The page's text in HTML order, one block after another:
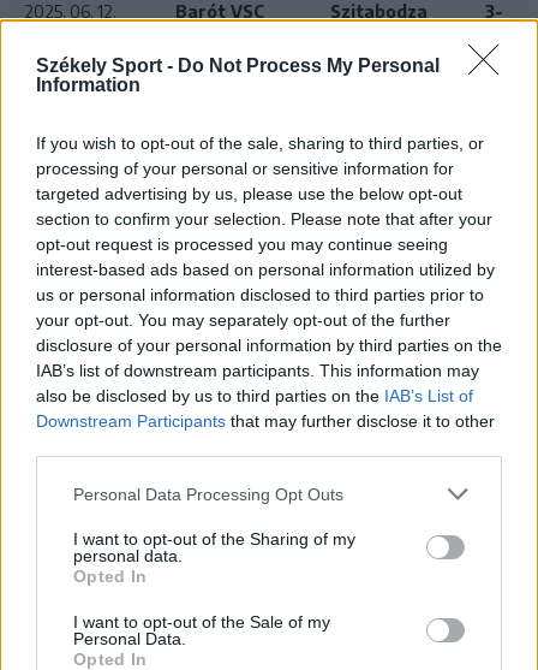
Székely Sport - Do Not Process My Personal
Information
If you wish to opt-out of the sale, sharing to third parties, or
processing of your personal or sensitive information for
targeted advertising by us, please use the below opt-out
section to confirm your selection. Please note that after your
opt-out request is processed you may continue seeing
interest-based ads based on personal information utilized by
us or personal information disclosed to third parties prior to
your opt-out. You may separately opt-out of the further
disclosure of your personal information by third parties on the
IAB’s list of downstream participants. This information may
also be disclosed by us to third parties on the IAB’s List of
Downstream Participants that may further disclose it to other
Personal Data Processing Opt Outs
I want to opt-out of the Sharing of my
personal data.
Opted In
I want to opt-out of the Sale of my
Personal Data.
Opted In
2025. 06. 12.
Barót VSC Szitabodza
3-
2025. 06. 14.
Szentkatolnai
24 ÓRA LEGOLVASOTTABB
14:55
Tesztmeccsen legyőzte első bajnoki ellenfelét az FK
Csíkszereda női focicsapata
13:16
Otthon kapott ki az újonctól a Marosvásárhelyi ASA,
a Steaua sem tudott nyerni
10:41
Kulcsjátékosok nélkül készül a Farul az FK
10:24
Aranyérmek sokaságával tért haza Kőszegről a
Godako
09:46